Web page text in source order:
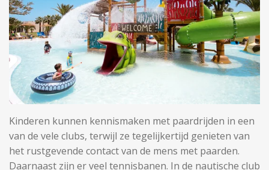
Kinderen kunnen kennismaken met paardrijden in een
van de vele clubs, terwijl ze tegelijkertijd genieten van
het rustgevende contact van de mens met paarden.
Daarnaast zijn er veel tennisbanen. In de nautische club